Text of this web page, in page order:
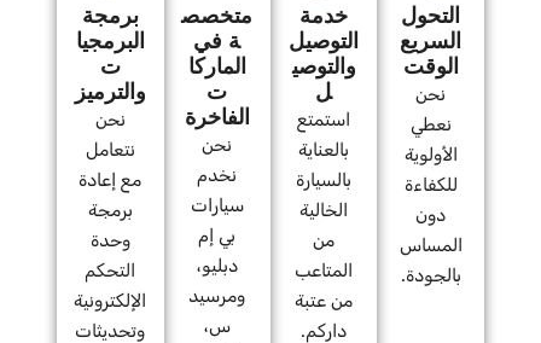
التحول
السريع
الوقت
نحن
نعطي
الأولوية
للكفاءة
دون
المساس
بالجودة.
خدمة
التوصيل
والتوصي
ل
استمتع
بالعناية
بالسيارة
الخالية
من
المتاعب
من عتبة
داركم.
متخصص
ة في
الماركا
ت
الفاخرة
نحن
نخدم
سيارات
بي إم
دبليو،
ومرسيد
س،
برمجة
البرمجيا
ت
والترميز
نحن
نتعامل
مع إعادة
برمجة
وحدة
التحكم
الإلكترونية
وتحديثات